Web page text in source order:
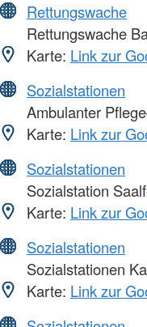
Rettungswache
Rettungswache
Karte: Link zur
Sozialstationen
Ambulanter
Karte: Link zur
Sozialstationen
Sozialstation
Karte: Link zur
Sozialstationen
Sozialstationen
Karte: Link zur